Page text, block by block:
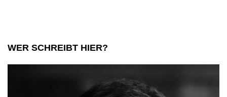
WER SCHREIBT HIER?